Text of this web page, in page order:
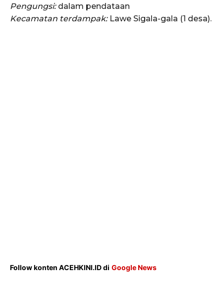
SUBSCRIBE NOW
Tentang Kami
Pengungsi:dalam pendataan
Kecamatan terdampak:Lawe Sigala-gala (1 desa).
Follow konten ACEHKINI.ID di Google News